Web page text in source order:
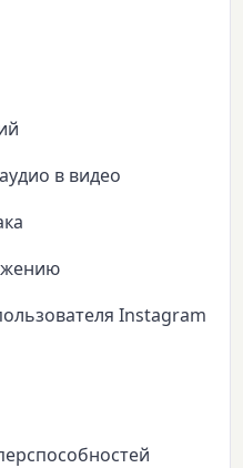
в видео
Instagram